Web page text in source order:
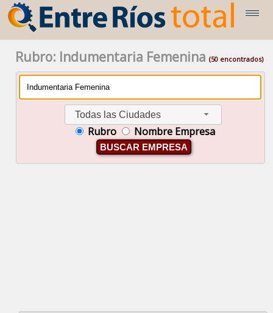
Rubro: Indumentaria Femenina (50 encontrados)
Todas las Ciudades
Rubro Nombre Empresa
BUSCAR EMPRESA